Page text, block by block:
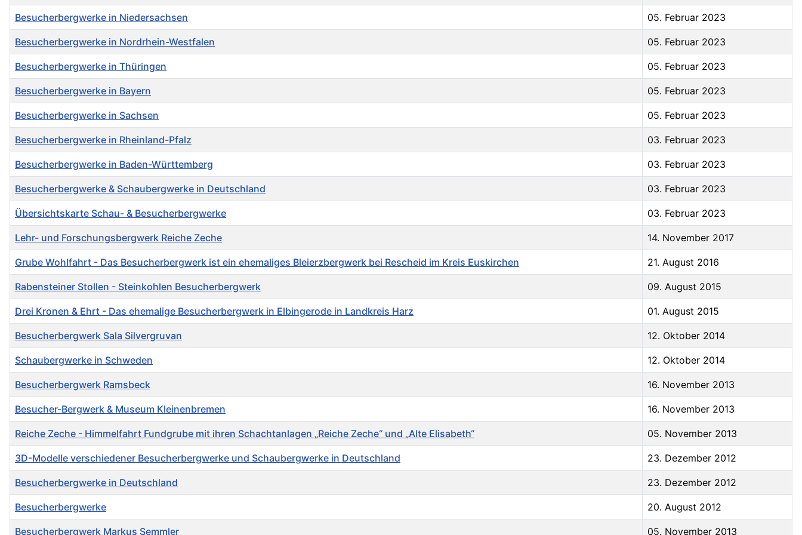
Besucherbergwerke in Niedersachsen 05. Februar 2023
Besucherbergwerke in Nordrhein-Westfalen 05. Februar 2023
Besucherbergwerke in Thüringen 05. Februar 2023
Besucherbergwerke in Bayern 05. Februar 2023
Besucherbergwerke in Sachsen 05. Februar 2023
Besucherbergwerke in Rheinland-Pfalz 03. Februar 2023
Besucherbergwerke in Baden-Württemberg 03. Februar 2023
Besucherbergwerke & Schaubergwerke in Deutschland 03. Februar 2023
Übersichtskarte Schau- & Besucherbergwerke 03. Februar 2023
Lehr- und Forschungsbergwerk Reiche Zeche 14. November 2017
Grube Wohlfahrt - Das Besucherbergwerk ist ein ehemaliges Bleierzbergwerk bei Rescheid im Kreis Euskirchen 21. August 2016
Rabensteiner Stollen - Steinkohlen Besucherbergwerk 09. August 2015
Drei Kronen & Ehrt - Das ehemalige Besucherbergwerk in Elbingerode in Landkreis Harz 01. August 2015
Besucherbergwerk Sala Silvergruvan 12. Oktober 2014
Schaubergwerke in Schweden 12. Oktober 2014
Besucherbergwerk Ramsbeck 16. November 2013
Besucher-Bergwerk & Museum Kleinenbremen 16. November 2013
Reiche Zeche - Himmelfahrt Fundgrube mit ihren Schachtanlagen „Reiche Zeche“ und „Alte Elisabeth“ 05. November 2013
3D-Modelle verschiedener Besucherbergwerke und Schaubergwerke in Deutschland 23. Dezember 2012
Besucherbergwerke in Deutschland 23. Dezember 2012
Besucherbergwerke 20. August 2012
Besucherbergwerk Markus Semmler 05. November 2013